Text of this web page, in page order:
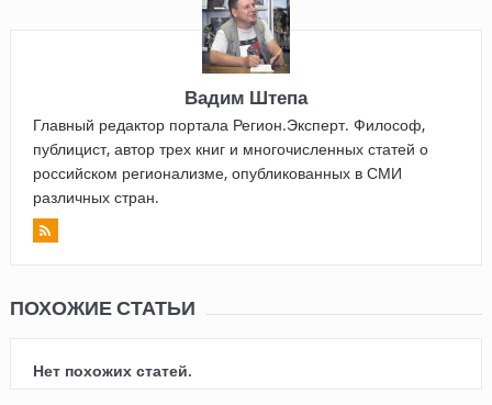
Вадим Штепа
Главный редактор портала Регион.Эксперт. Философ,
публицист, автор трех книг и многочисленных статей о
российском регионализме, опубликованных в СМИ
различных стран.
ПОХОЖИЕ СТАТЬИ
Нет похожих статей.